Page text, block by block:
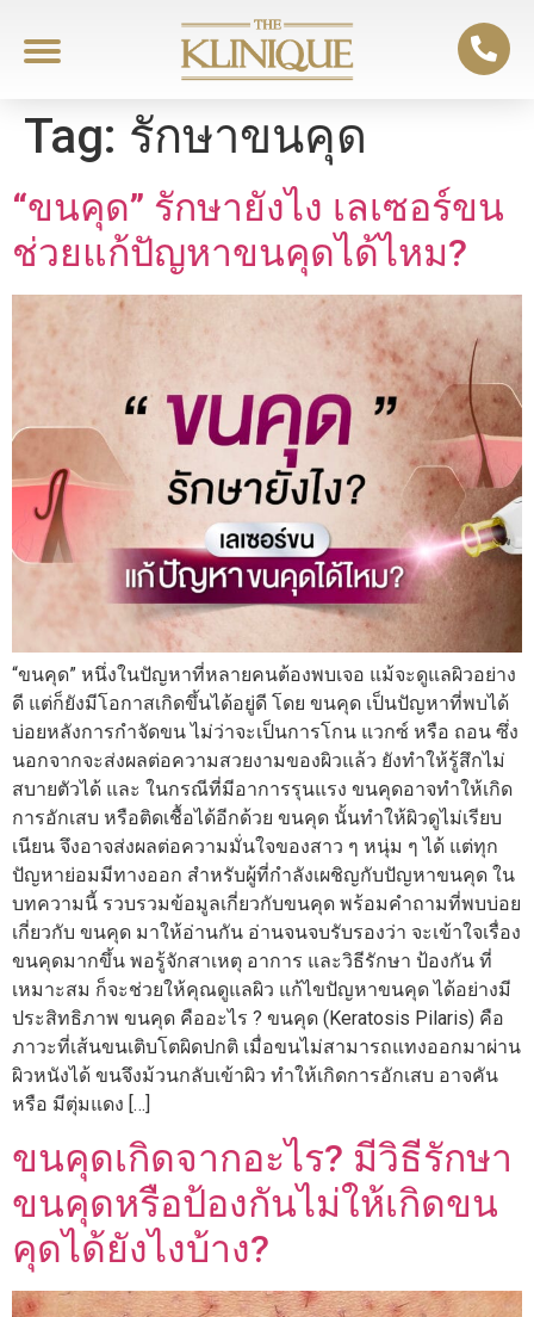
Tag: รักษาขนคุด
“ขนคุด” รักษายังไง เลเซอร์ขน
ช่วยแก้ปัญหาขนคุดได้ไหม?
“ขนคุด” หนึ่งในปัญหาที่หลายคนต้องพบเจอ แม้จะดูแลผิวอย่าง
ดี แต่ก็ยังมีโอกาสเกิดขึ้นได้อยู่ดี โดย ขนคุด เป็นปัญหาที่พบได้
บ่อยหลังการกำจัดขน ไม่ว่าจะเป็นการโกน แวกซ์ หรือ ถอน ซึ่ง
นอกจากจะส่งผลต่อความสวยงามของผิวแล้ว ยังทำให้รู้สึกไม่
สบายตัวได้ และ ในกรณีที่มีอาการรุนแรง ขนคุดอาจทำให้เกิด
การอักเสบ หรือติดเชื้อได้อีกด้วย ขนคุด นั้นทำให้ผิวดูไม่เรียบ
เนียน จึงอาจส่งผลต่อความมั่นใจของสาว ๆ หนุ่ม ๆ ได้ แต่ทุก
ปัญหาย่อมมีทางออก สำหรับผู้ที่กำลังเผชิญกับปัญหาขนคุด ใน
บทความนี้ รวบรวมข้อมูลเกี่ยวกับขนคุด พร้อมคำถามที่พบบ่อย
เกี่ยวกับ ขนคุด มาให้อ่านกัน อ่านจนจบรับรองว่า จะเข้าใจเรื่อง
ขนคุดมากขึ้น พอรู้จักสาเหตุ อาการ และวิธีรักษา ป้องกัน ที่
เหมาะสม ก็จะช่วยให้คุณดูแลผิว แก้ไขปัญหาขนคุด ได้อย่างมี
ประสิทธิภาพ ขนคุด คืออะไร ? ขนคุด (Keratosis Pilaris) คือ
ภาวะที่เส้นขนเติบโตผิดปกติ เมื่อขนไม่สามารถแทงออกมาผ่าน
ผิวหนังได้ ขนจึงม้วนกลับเข้าผิว ทำให้เกิดการอักเสบ อาจคัน
หรือ มีตุ่มแดง […]
ขนคุดเกิดจากอะไร? มีวิธีรักษา
ขนคุดหรือป้องกันไม่ให้เกิดขน
คุดได้ยังไงบ้าง?